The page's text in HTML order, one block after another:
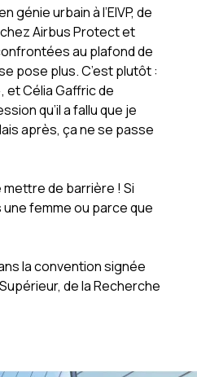
génie urbain à l’EIVP, de
Airbus Protect et
au plafond de
pose plus. C’est plutôt :
et Célia Gaffric de
qu’il a fallu que je
après, ça ne se passe
mettre de barrière ! Si
femme ou parce que
la convention signée
de la Recherche